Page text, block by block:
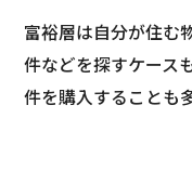
富裕層は自分が住む
件などを探すケース
件を購入することも